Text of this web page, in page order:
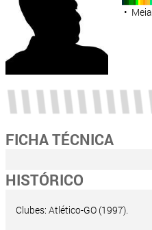
• Meia
FICHA TÉCNICA
HISTÓRICO
Clubes: Atlético-GO (1997).